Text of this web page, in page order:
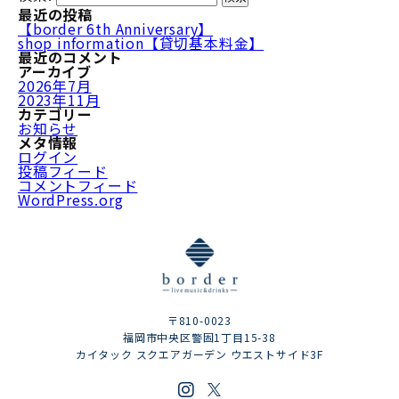
最近の投稿
【border 6th Anniversary】
shop information【貸切基本料金】
最近のコメント
アーカイブ
2026年7月
2023年11月
カテゴリー
お知らせ
メタ情報
ログイン
投稿フィード
コメントフィード
WordPress.org
〒810-0023
福岡市中央区警固1丁目15-38
カイタック スクエアガーデン ウエストサイド3F